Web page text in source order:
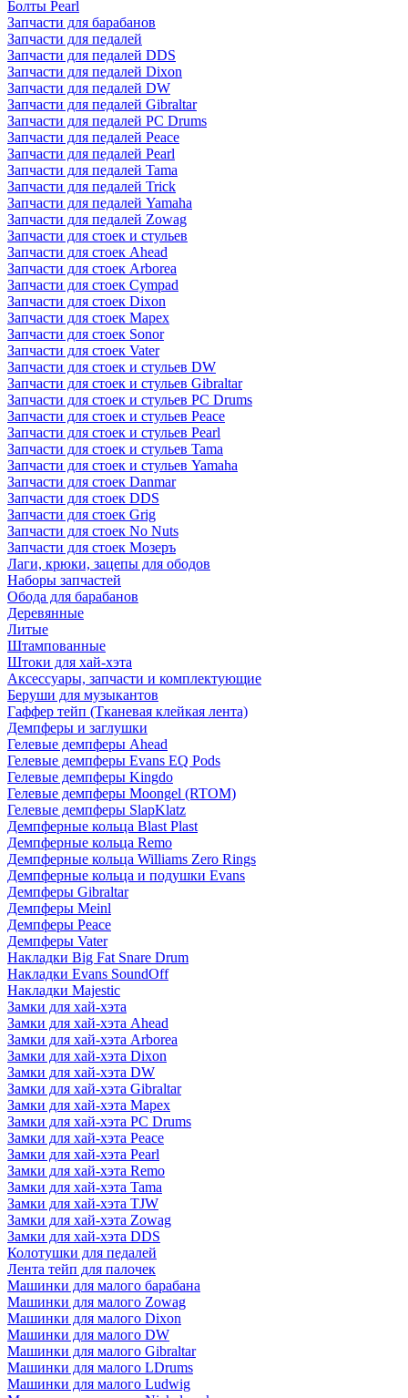
Болты Pearl
Запчасти для барабанов
Запчасти для педалей
Запчасти для педалей DDS
Запчасти для педалей Dixon
Запчасти для педалей DW
Запчасти для педалей Gibraltar
Запчасти для педалей PC Drums
Запчасти для педалей Peace
Запчасти для педалей Pearl
Запчасти для педалей Tama
Запчасти для педалей Trick
Запчасти для педалей Yamaha
Запчасти для педалей Zowag
Запчасти для стоек и стульев
Запчасти для стоек Ahead
Запчасти для стоек Arborea
Запчасти для стоек Cympad
Запчасти для стоек Dixon
Запчасти для стоек Mapex
Запчасти для стоек Sonor
Запчасти для стоек Vater
Запчасти для стоек и стульев DW
Запчасти для стоек и стульев Gibraltar
Запчасти для стоек и стульев PC Drums
Запчасти для стоек и стульев Peace
Запчасти для стоек и стульев Pearl
Запчасти для стоек и стульев Tama
Запчасти для стоек и стульев Yamaha
Запчасти для стоек Danmar
Запчасти для стоек DDS
Запчасти для стоек Grig
Запчасти для стоек No Nuts
Запчасти для стоек Мозеръ
Лаги, крюки, зацепы для ободов
Наборы запчастей
Обода для барабанов
Деревянные
Литые
Штампованные
Штоки для хай-хэта
Аксессуары, запчасти и комплектующие
Беруши для музыкантов
Гаффер тейп (Тканевая клейкая лента)
Демпферы и заглушки
Гелевые демпферы Ahead
Гелевые демпферы Evans EQ Pods
Гелевые демпферы Kingdo
Гелевые демпферы Moongel (RTOM)
Гелевые демпферы SlapKlatz
Демпферные кольца Blast Plast
Демпферные кольца Remo
Демпферные кольца Williams Zero Rings
Демпферные кольца и подушки Evans
Демпферы Gibraltar
Демпферы Meinl
Демпферы Peace
Демпферы Vater
Накладки Big Fat Snare Drum
Накладки Evans SoundOff
Накладки Majestic
Замки для хай-хэта
Замки для хай-хэта Ahead
Замки для хай-хэта Arborea
Замки для хай-хэта Dixon
Замки для хай-хэта DW
Замки для хай-хэта Gibraltar
Замки для хай-хэта Mapex
Замки для хай-хэта PC Drums
Замки для хай-хэта Peace
Замки для хай-хэта Pearl
Замки для хай-хэта Remo
Замки для хай-хэта Tama
Замки для хай-хэта TJW
Замки для хай-хэта Zowag
Замки для хай-хэта DDS
Колотушки для педалей
Лента тейп для палочек
Машинки для малого барабана
Машинки для малого Zowag
Машинки для малого Dixon
Машинки для малого DW
Машинки для малого Gibraltar
Машинки для малого LDrums
Машинки для малого Ludwig